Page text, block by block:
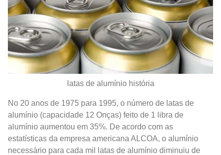
latas de alumínio história
No 20 anos de 1975 para 1995, o número de latas de
alumínio (capacidade 12 Onças) feito de 1 libra de
alumínio aumentou em 35%. De acordo com as
estatísticas da empresa americana ALCOA, o alumínio
necessário para cada mil latas de alumínio diminuiu de